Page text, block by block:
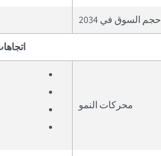
حجم السوق في 2034
محركات النمو